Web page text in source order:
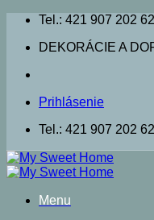
Skip
content
Tel.: 421 907 202
DEKORÁCIE A
Prihlásenie
Tel.: 421 907 202
Menu